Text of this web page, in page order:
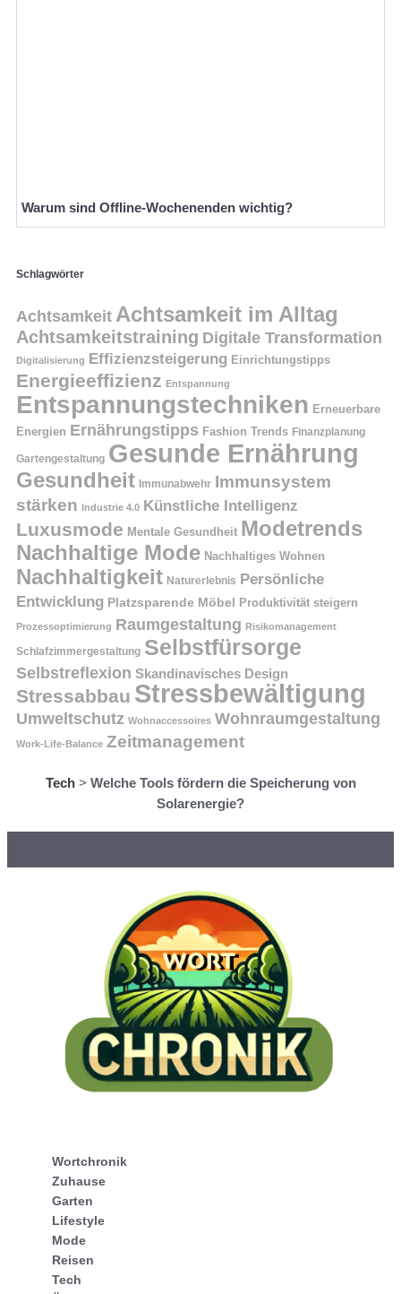
Warum sind Offline-Wochenenden wichtig?
Schlagwörter
Achtsamkeit Achtsamkeit im Alltag
Achtsamkeitstraining Digitale Transformation
Digitalisierung Effizienzsteigerung Einrichtungstipps
Energieeffizienz Entspannung
Entspannungstechniken Erneuerbare
Energien Ernährungstipps Fashion Trends Finanzplanung
Gartengestaltung Gesunde Ernährung
Gesundheit Immunabwehr Immunsystem
stärken Industrie 4.0 Künstliche Intelligenz
Luxusmode Mentale Gesundheit Modetrends
Nachhaltige Mode Nachhaltiges Wohnen
Nachhaltigkeit Naturerlebnis Persönliche
Entwicklung Platzsparende Möbel Produktivität steigern
Prozessoptimierung Raumgestaltung Risikomanagement
Schlafzimmergestaltung Selbstfürsorge
Selbstreflexion Skandinavisches Design
Stressabbau Stressbewältigung
Umweltschutz Wohnaccessoires Wohnraumgestaltung
Work-Life-Balance Zeitmanagement
Tech> Welche Tools fördern die Speicherung von
Solarenergie?
Wortchronik
Zuhause
Garten
Lifestyle
Mode
Reisen
Tech